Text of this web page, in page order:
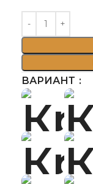
ВАРИАНТ